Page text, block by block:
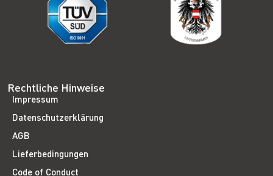
Rechtliche Hinweise
Impressum
Datenschutzerklärung
AGB
Lieferbedingungen
Code of Conduct